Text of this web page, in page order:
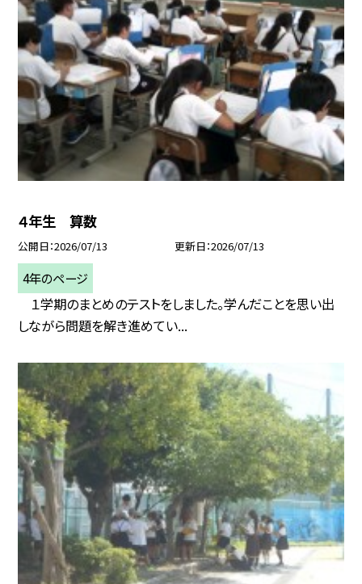
４年生 算数
公開日 2026/07/13 更新日 2026/07/13
4年のページ
１学期のまとめのテストをしました。学んだことを思い出
しながら問題を解き進めてい...